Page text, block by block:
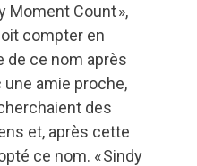
Moment Count »,
compter en
de ce nom après
amie proche,
des
et, après cette
ce nom. « Sindy